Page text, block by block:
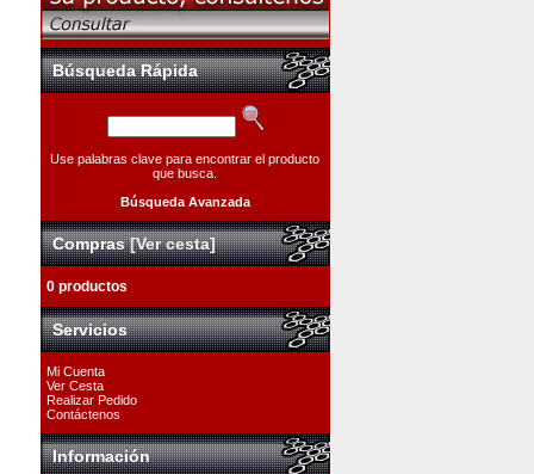
Búsqueda Rápida
Use palabras clave para encontrar el producto
que busca.
Búsqueda Avanzada
Compras[Ver cesta]
0 productos
Servicios
Mi Cuenta
Ver Cesta
Realizar Pedido
Contáctenos
Información